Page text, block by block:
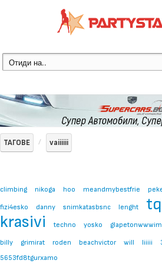
ТАГОВЕ vaiiiiii
climbing nikoga hoo meandmybestfrie
fizi4esko
danny snimkatasbsnc lenght
krasivi techno yosko
billy
grimirat roden beachvictor will liiiii
5653fd8tgurxamo